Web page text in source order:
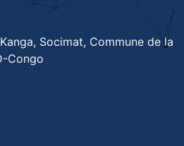
Socimat, Commune de la
Congo